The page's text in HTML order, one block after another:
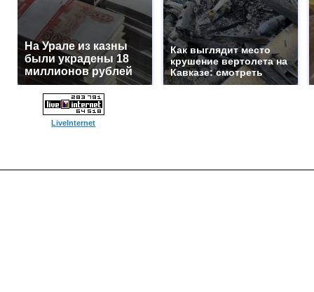
На Урале из казны
были украдены 18
миллионов рублей
Как выглядит место
крушение вертолета на
Кавказе: смотреть
LiveInternet